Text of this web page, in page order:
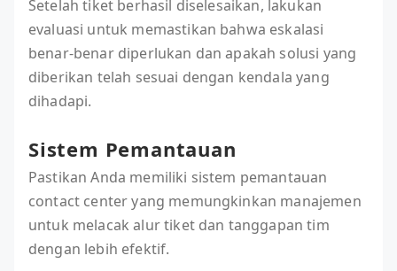
Setelah tiket berhasil diselesaikan, lakukan
evaluasi untuk memastikan bahwa eskalasi
benar-benar diperlukan dan apakah solusi yang
diberikan telah sesuai dengan kendala yang
dihadapi.
Sistem Pemantauan
Pastikan Anda memiliki sistem pemantauan
contact center yang memungkinkan manajemen
untuk melacak alur tiket dan tanggapan tim
dengan lebih efektif.